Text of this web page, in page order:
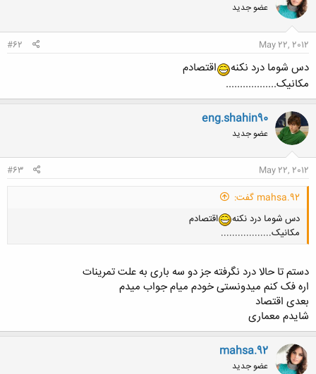
عضو جدید
May 22, 2012
#62
دس شوما درد نکنه
اقتصادم
مکانیک..................
eng.shahin90
عضو جدید
May 22, 2012
#63
mahsa.92 گفت:
دس شوما درد نکنه
اقتصادم
مکانیک..................
دستم تا حالا درد نگرفته جز دو سه باری به علت تمرینات
اره فک کنم میدونستی خودم میام جواب میدم
بعدی اقتصاد
شایدم معماری
mahsa.92
عضو جدید